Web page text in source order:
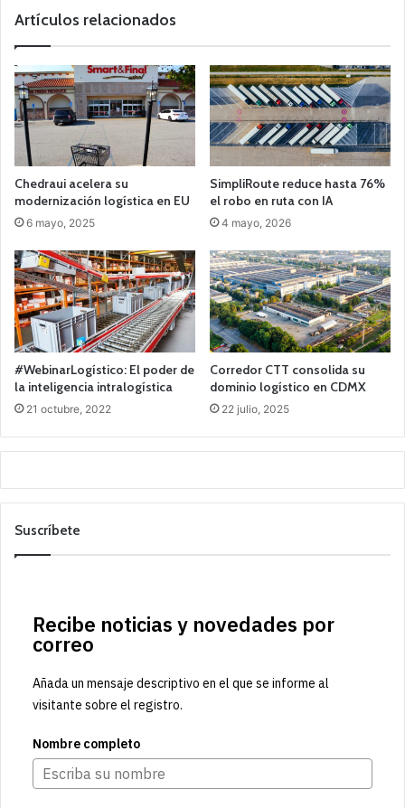
Artículos relacionados
Chedraui acelera su
modernización logística en EU
6 mayo, 2025
SimpliRoute reduce hasta 76%
el robo en ruta con IA
4 mayo, 2026
#WebinarLogístico: El poder de
la inteligencia intralogística
21 octubre, 2022
Corredor CTT consolida su
dominio logístico en CDMX
22 julio, 2025
Suscríbete
Recibe noticias y novedades por
correo
Añada un mensaje descriptivo en el que se informe al
visitante sobre el registro.
Nombre completo